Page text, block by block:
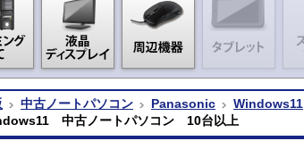
中古ノートパソコン Panasonic
Windows11
中古ノートパソコン 10台以上